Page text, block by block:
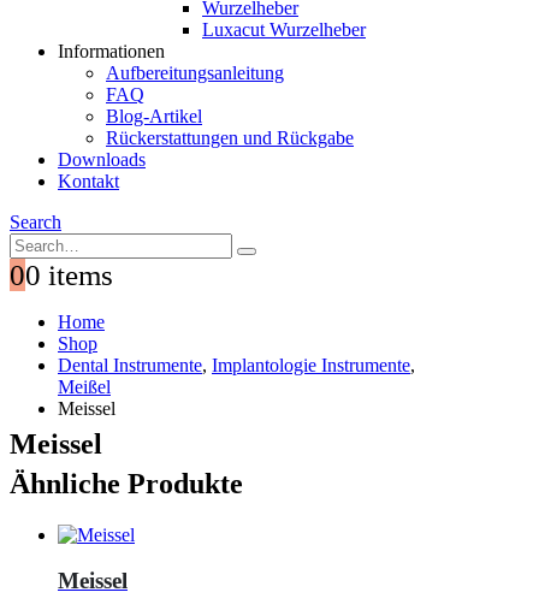
Wurzelheber
Luxacut Wurzelheber
Informationen
Aufbereitungsanleitung
FAQ
Blog-Artikel
Rückerstattungen und Rückgabe
Downloads
Kontakt
Search
00 items
Home
Shop
Dental Instrumente, Implantologie Instrumente,
Meißel
Meissel
Meissel
Ähnliche Produkte
Meissel